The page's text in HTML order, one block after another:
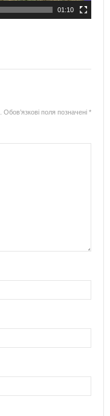
01:10
Обов’язкові поля позначені *